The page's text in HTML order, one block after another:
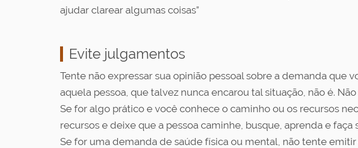
ajudar clarear algumas coisas”
Evite julgamentos
Tente não expressar sua opinião pessoal sobre a demanda que
aquela pessoa, que talvez nunca encarou tal situação, não é.
Se for algo prático e você conhece o caminho ou os recursos
recursos e deixe que a pessoa caminhe, busque, aprenda e
Se for uma demanda de saúde física ou mental, não tente